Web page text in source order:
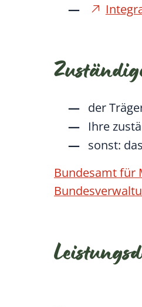
der
Ihre
sonst:
Bundesamt für